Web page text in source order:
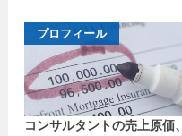
プロフィール
コンサルタントの売上原価、